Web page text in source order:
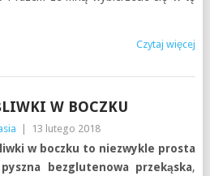
Czytaj więcej
W BOCZKU
13 lutego 2018
w boczku to niezwykle prosta
bezglutenowa przekąska,